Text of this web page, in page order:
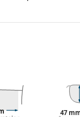
a afecta
nuanță din
de jos asigură o
în spațiu și este
jos a lentilelor,
47